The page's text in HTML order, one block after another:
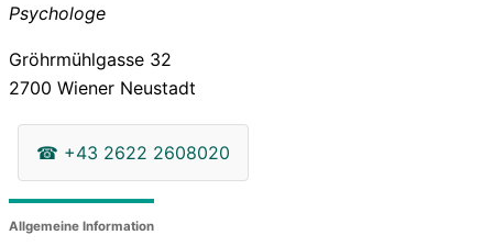
Psychologe
Gröhrmühlgasse 32
2700 Wiener Neustadt
☎ +43 2622 2608020
Allgemeine Information